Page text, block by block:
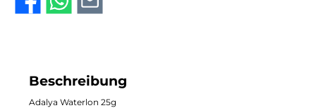
Beschreibung
Adalya Waterlon 25g